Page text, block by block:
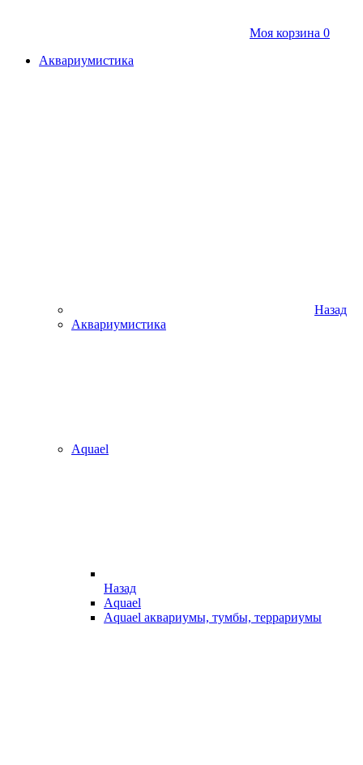
Моя корзина 0
Аквариумистика
Назад
Аквариумистика
Aquael
Назад
Aquael
Aquael аквариумы, тумбы, террариумы